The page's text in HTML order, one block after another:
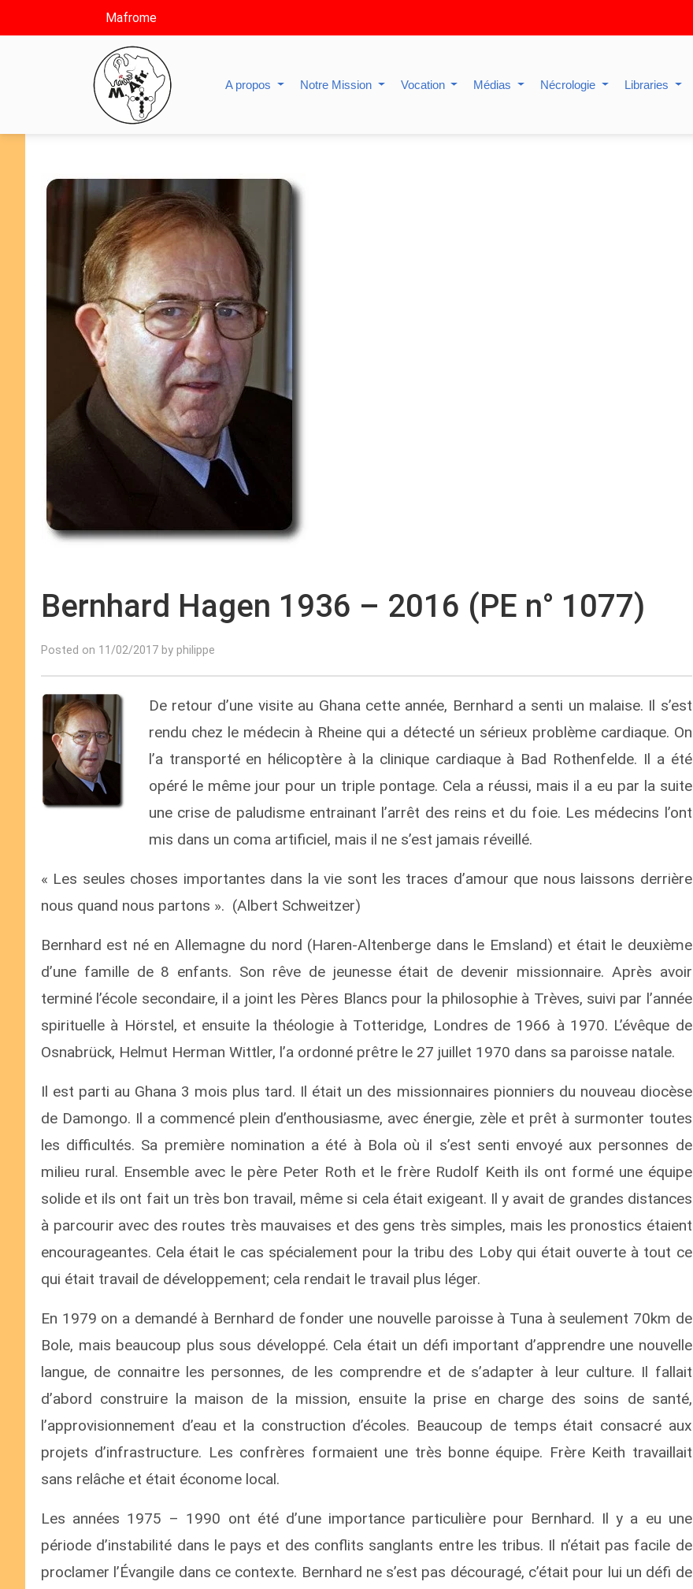
Mafrome
A propos Notre Mission Vocation Médias Nécrologie Libraries
Bernhard Hagen 1936 – 2016 (PE n° 1077)
Posted on 11/02/2017 by philippe
De retour d’une visite au Ghana cette année, Bernhard a senti un malaise. Il s’est
rendu chez le médecin à Rheine qui a détecté un sérieux problème cardiaque. On
l’a transporté en hélicoptère à la clinique cardiaque à Bad Rothenfelde. Il a été
opéré le même jour pour un triple pontage. Cela a réussi, mais il a eu par la suite
une crise de paludisme entrainant l’arrêt des reins et du foie. Les médecins l’ont
mis dans un coma artificiel, mais il ne s’est jamais réveillé.
« Les seules choses importantes dans la vie sont les traces d’amour que nous laissons derrière
nous quand nous partons ». (Albert Schweitzer)
Bernhard est né en Allemagne du nord (Haren-Altenberge dans le Emsland) et était le deuxième
d’une famille de 8 enfants. Son rêve de jeunesse était de devenir missionnaire. Après avoir
terminé l’école secondaire, il a joint les Pères Blancs pour la philosophie à Trèves, suivi par l’année
spirituelle à Hörstel, et ensuite la théologie à Totteridge, Londres de 1966 à 1970. L’évêque de
Osnabrück, Helmut Herman Wittler, l’a ordonné prêtre le 27 juillet 1970 dans sa paroisse natale.
Il est parti au Ghana 3 mois plus tard. Il était un des missionnaires pionniers du nouveau diocèse
de Damongo. Il a commencé plein d’enthousiasme, avec énergie, zèle et prêt à surmonter toutes
les difficultés. Sa première nomination a été à Bola où il s’est senti envoyé aux personnes de
milieu rural. Ensemble avec le père Peter Roth et le frère Rudolf Keith ils ont formé une équipe
solide et ils ont fait un très bon travail, même si cela était exigeant. Il y avait de grandes distances
à parcourir avec des routes très mauvaises et des gens très simples, mais les pronostics étaient
encourageantes. Cela était le cas spécialement pour la tribu des Loby qui était ouverte à tout ce
qui était travail de développement; cela rendait le travail plus léger.
En 1979 on a demandé à Bernhard de fonder une nouvelle paroisse à Tuna à seulement 70km de
Bole, mais beaucoup plus sous développé. Cela était un défi important d’apprendre une nouvelle
langue, de connaitre les personnes, de les comprendre et de s’adapter à leur culture. Il fallait
d’abord construire la maison de la mission, ensuite la prise en charge des soins de santé,
l’approvisionnement d’eau et la construction d’écoles. Beaucoup de temps était consacré aux
projets d’infrastructure. Les confrères formaient une très bonne équipe. Frère Keith travaillait
sans relâche et était économe local.
Les années 1975 – 1990 ont été d’une importance particulière pour Bernhard. Il y a eu une
période d’instabilité dans le pays et des conflits sanglants entre les tribus. Il n’était pas facile de
proclamer l’Évangile dans ce contexte. Bernhard ne s’est pas découragé, c’était pour lui un défi de